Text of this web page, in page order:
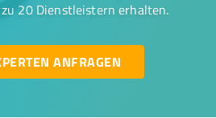
20 Dienstleistern erhalten.
ANFRAGEN